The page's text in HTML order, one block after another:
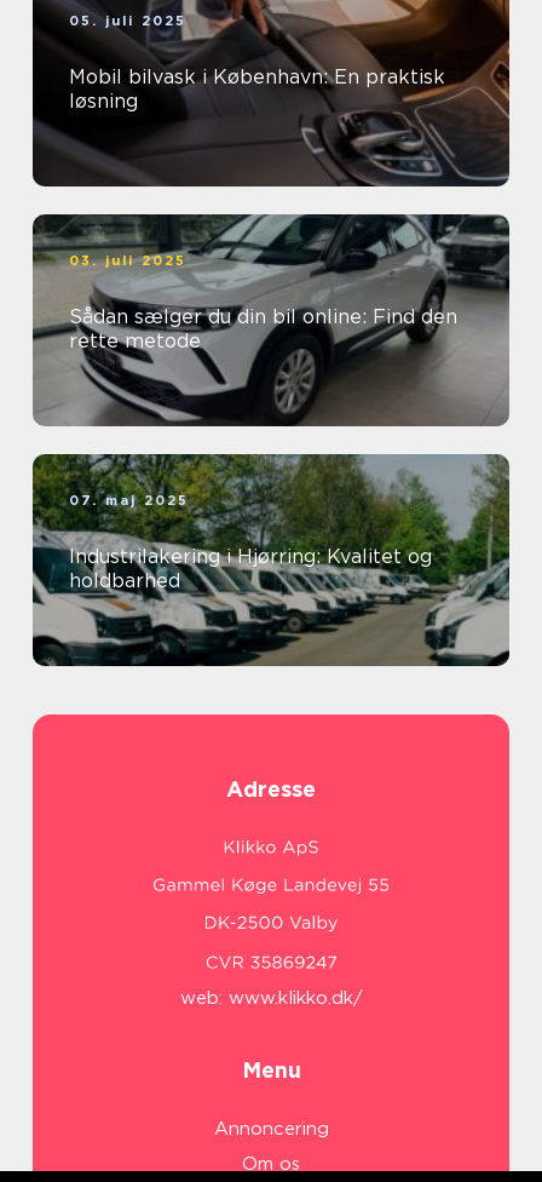
05. juli 2025
Mobil bilvask i København: En praktisk
løsning
03. juli 2025
Sådan sælger du din bil online: Find den
rette metode
07. maj 2025
Industrilakering i Hjørring: Kvalitet og
holdbarhed
Adresse
web: www.klikko.dk/
Menu
Annoncering
Om os